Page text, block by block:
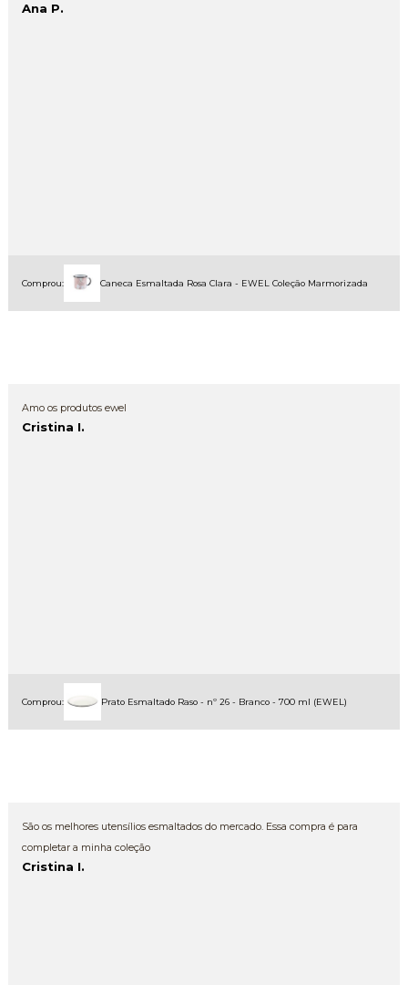
Ana P.
Comprou: Caneca Esmaltada Rosa Clara - EWEL Coleção Marmorizada
Amo os produtos ewel
Cristina I.
Comprou: Prato Esmaltado Raso - nº 26 - Branco - 700 ml (EWEL)
São os melhores utensílios esmaltados do mercado. Essa compra é para
completar a minha coleção
Cristina I.